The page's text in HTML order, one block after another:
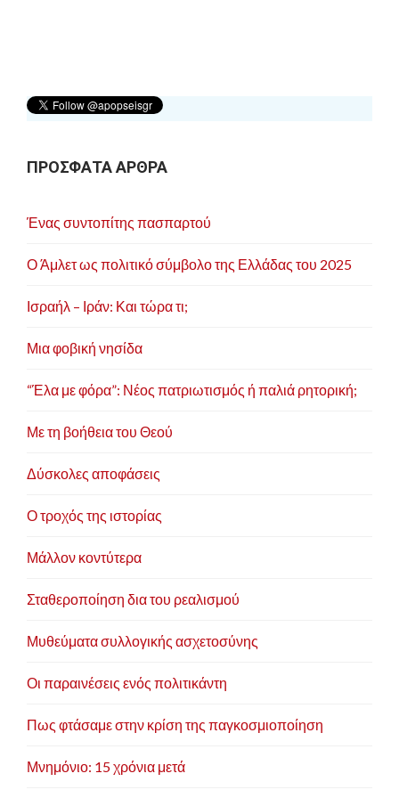
ΠΡΟΣΦΑΤΑ ΑΡΘΡΑ
Ένας συντοπίτης πασπαρτού
Ο Άμλετ ως πολιτικό σύμβολο της Ελλάδας του 2025
Ισραήλ – Ιράν: Και τώρα τι;
Μια φοβική νησίδα
“Έλα με φόρα”: Νέος πατριωτισμός ή παλιά ρητορική;
Με τη βοήθεια του Θεού
Δύσκολες αποφάσεις
Ο τροχός της ιστορίας
Μάλλον κοντύτερα
Σταθεροποίηση δια του ρεαλισμού
Μυθεύματα συλλογικής ασχετοσύνης
Οι παραινέσεις ενός πολιτικάντη
Πως φτάσαμε στην κρίση της παγκοσμιοποίηση
Μνημόνιο: 15 χρόνια μετά